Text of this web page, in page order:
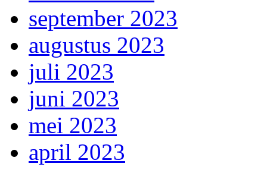
september 2023
augustus 2023
juli 2023
juni 2023
mei 2023
april 2023